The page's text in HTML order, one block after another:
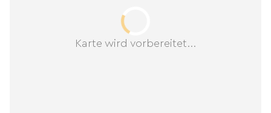
Karte wird vorbereitet...